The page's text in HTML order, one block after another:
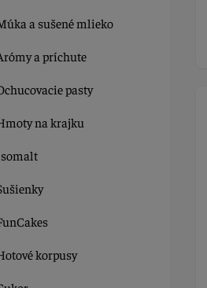
a sušené mlieko
a príchute
pasty
na krajku
korpusy